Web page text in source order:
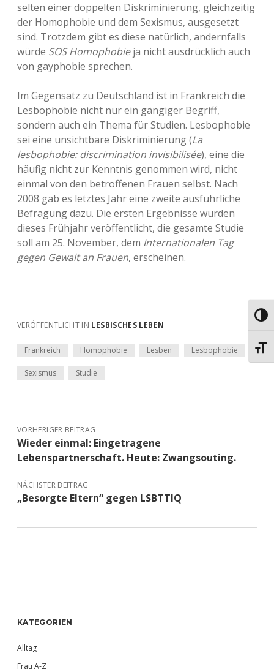
selten einer doppelten Diskriminierung, gleichzeitig
der Homophobie und dem Sexismus, ausgesetzt
sind. Trotzdem gibt es diese natürlich, andernfalls
würde SOS Homophobieja nicht ausdrücklich auch
von gayphobie sprechen.
Im Gegensatz zu Deutschland ist in Frankreich die
Lesbophobie nicht nur ein gängiger Begriff,
sondern auch ein Thema für Studien. Lesbophobie
sei eine unsichtbare Diskriminierung (La
lesbophobie: discrimination invisibilisée), eine die
häufig nicht zur Kenntnis genommen wird, nicht
einmal von den betroffenen Frauen selbst. Nach
2008 gab es letztes Jahr eine zweite ausführliche
Befragung dazu. Die ersten Ergebnisse wurden
dieses Frühjahr veröffentlicht, die gesamte Studie
soll am 25. November, dem Internationalen Tag
gegen Gewalt an Frauen, erscheinen.
VERÖFFENTLICHT IN LESBISCHES LEBEN
Frankreich Homophobie Lesben Lesbophobie
Sexismus Studie
VORHERIGER BEITRAG
Wieder einmal: Eingetragene
Lebenspartnerschaft. Heute: Zwangsouting.
NÄCHSTER BEITRAG
„Besorgte Eltern“ gegen LSBTTIQ
Sidebar
KATEGORIEN
Alltag
Frau A-Z